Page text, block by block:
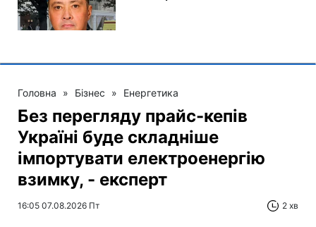
Головна » Бізнес » Енергетика
Без перегляду прайс-кепів
Україні буде складніше
імпортувати електроенергію
взимку, - експерт
16:05 07.08.2026 Пт 2 хв